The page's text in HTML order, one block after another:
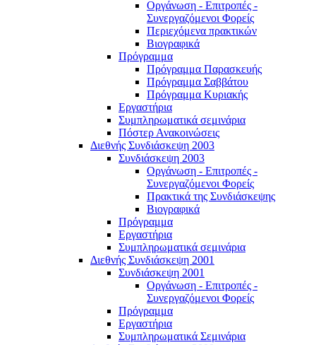
Οργάνωση - Επιτροπές -
Συνεργαζόμενοι Φορείς
Περιεχόμενα πρακτικών
Βιογραφικά
Πρόγραμμα
Πρόγραμμα Παρασκευής
Πρόγραμμα Σαββάτου
Πρόγραμμα Κυριακής
Εργαστήρια
Συμπληρωματικά σεμινάρια
Πόστερ Ανακοινώσεις
Διεθνής Συνδιάσκεψη 2003
Συνδιάσκεψη 2003
Οργάνωση - Επιτροπές -
Συνεργαζόμενοι Φορείς
Πρακτικά της Συνδιάσκεψης
Βιογραφικά
Πρόγραμμα
Εργαστήρια
Συμπληρωματικά σεμινάρια
Διεθνής Συνδιάσκεψη 2001
Συνδιάσκεψη 2001
Οργάνωση - Επιτροπές -
Συνεργαζόμενοι Φορείς
Πρόγραμμα
Εργαστήρια
Συμπληρωματικά Σεμινάρια